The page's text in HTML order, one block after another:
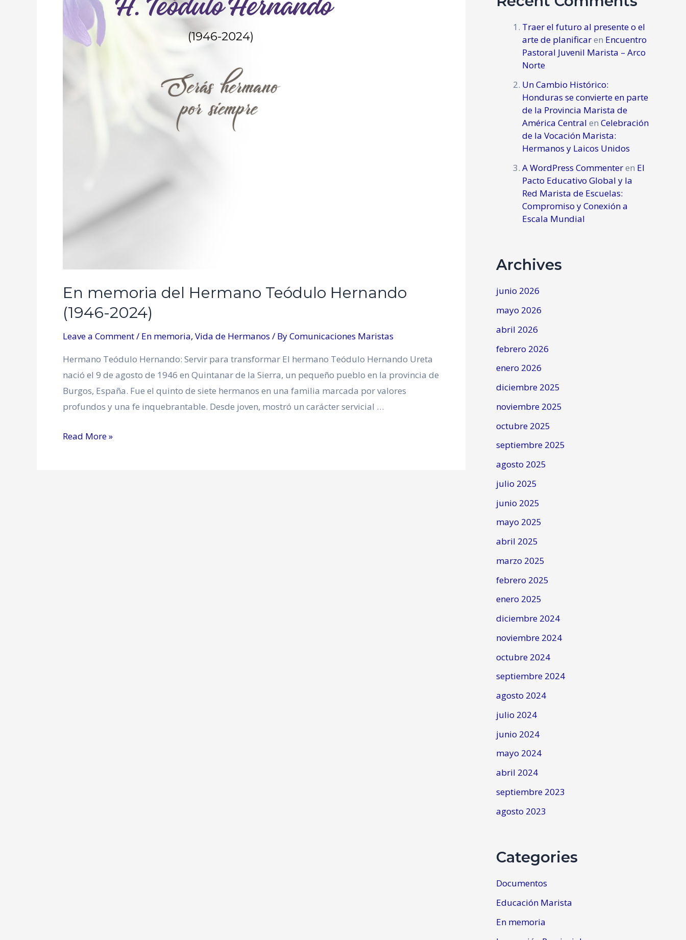
En memoria del Hermano Teódulo Hernando
(1946-2024)
Leave a Comment/ En memoria, Vida de Hermanos / ByComunicaciones Maristas
Hermano Teódulo Hernando: Servir para transformar El hermano Teódulo Hernando Ureta
nació el 9 de agosto de 1946 en Quintanar de la Sierra, un pequeño pueblo en la provincia de
Burgos, España. Fue el quinto de siete hermanos en una familia marcada por valores
profundos y una fe inquebrantable. Desde joven, mostró un carácter servicial …
Read More »
Traer el futuro al presente o el
arte de planificaren Encuentro
Pastoral Juvenil Marista – Arco
Norte
Un Cambio Histórico:
Honduras se convierte en parte
de la Provincia Marista de
América Central en Celebración
de la Vocación Marista:
Hermanos y Laicos Unidos
A WordPress Commenteren El
Pacto Educativo Global y la
Red Marista de Escuelas:
Compromiso y Conexión a
Escala Mundial
Archives
junio 2026
mayo 2026
abril 2026
febrero 2026
enero 2026
diciembre 2025
noviembre 2025
octubre 2025
septiembre 2025
agosto 2025
julio 2025
junio 2025
mayo 2025
abril 2025
marzo 2025
febrero 2025
enero 2025
diciembre 2024
noviembre 2024
octubre 2024
septiembre 2024
agosto 2024
julio 2024
junio 2024
mayo 2024
abril 2024
septiembre 2023
agosto 2023
Categories
Documentos
Educación Marista
En memoria